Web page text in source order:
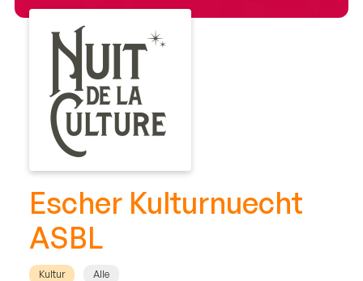
Escher Kulturnuecht
ASBL
Kultur Alle